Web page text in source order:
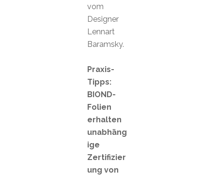
vom
Designer
Lennart
Baramsky.
Praxis-
Tipps:
BIOND-
Folien
erhalten
unabhäng
ige
Zertifizier
ung von